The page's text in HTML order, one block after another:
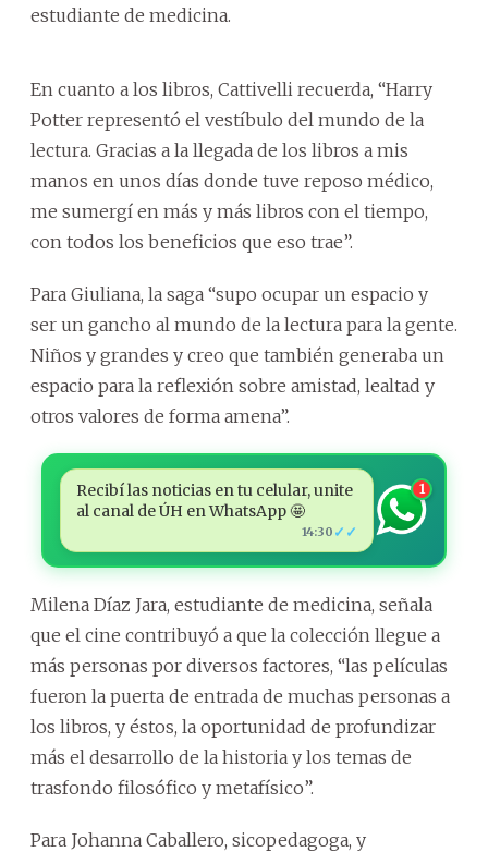
estudiante de medicina.
En cuanto a los libros, Cattivelli recuerda, “Harry
Potter representó el vestíbulo del mundo de la
lectura. Gracias a la llegada de los libros a mis
manos en unos días donde tuve reposo médico,
me sumergí en más y más libros con el tiempo,
con todos los beneficios que eso trae”.
Para Giuliana, la saga “supo ocupar un espacio y
ser un gancho al mundo de la lectura para la gente.
Niños y grandes y creo que también generaba un
espacio para la reflexión sobre amistad, lealtad y
otros valores de forma amena”.
Recibí las noticias en tu celular, unite
al canal de ÚH en WhatsApp 🤩
14:30 ✓✓
1
Milena Díaz Jara, estudiante de medicina, señala
que el cine contribuyó a que la colección llegue a
más personas por diversos factores, “las películas
fueron la puerta de entrada de muchas personas a
los libros, y éstos, la oportunidad de profundizar
más el desarrollo de la historia y los temas de
trasfondo filosófico y metafísico”.
Para Johanna Caballero, sicopedagoga, y